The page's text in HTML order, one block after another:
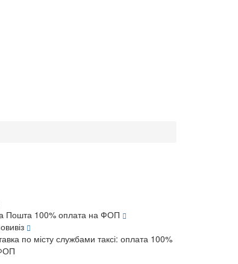
Пошта 100% оплата на ФОП
по місту службами таксі: оплата 100%